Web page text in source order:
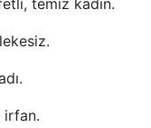
temiz kadın.
irfan.